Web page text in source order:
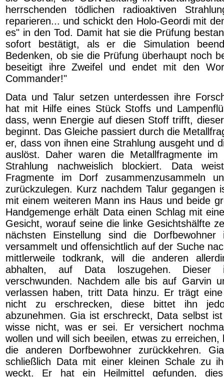
herrschenden tödlichen radioaktiven
reparieren... und schickt den Holo-Geordi mit
es" in den Tod. Damit hat sie die Prüfung
sofort bestätigt, als er die Simulation
Bedenken, ob sie die Prüfung überhaupt noch
beseitigt ihre Zweifel und endet mit den
Commander!"
Data und Talur setzen unterdessen ihre
hat mit Hilfe eines Stück Stoffs und
dass, wenn Energie auf diesen Stoff trifft,
beginnt. Das Gleiche passiert durch die
er, dass von ihnen eine Strahlung ausgeht und
auslöst. Daher waren die Metallfragmente im
Strahlung nachweislich blockiert. Data
Fragmente im Dorf zusammenzusammeln
zurückzulegen. Kurz nachdem Talur gegangen
mit einem weiteren Mann ins Haus und beide
Handgemenge erhält Data einen Schlag mit
Gesicht, worauf seine die linke Gesichtshälfte
nächsten Einstellung sind die
versammelt und offensichtlich auf der Suche
mittlerweile todkrank, will die anderen
abhalten, auf Data loszugehen. Dieser
verschwunden. Nachdem alle bis auf Garvin
verlassen haben, tritt Data hinzu. Er trägt
nicht zu erschrecken, diese bittet ihn
abzunehmen. Gia ist erschreckt, Data selbst
wisse nicht, was er sei. Er versichert
wollen und will sich beeilen, etwas zu erreichen,
die anderen Dorfbewohner zurückkehren.
schließlich Data mit einer kleinen Schale zu
weckt. Er hat ein Heilmittel gefunden,